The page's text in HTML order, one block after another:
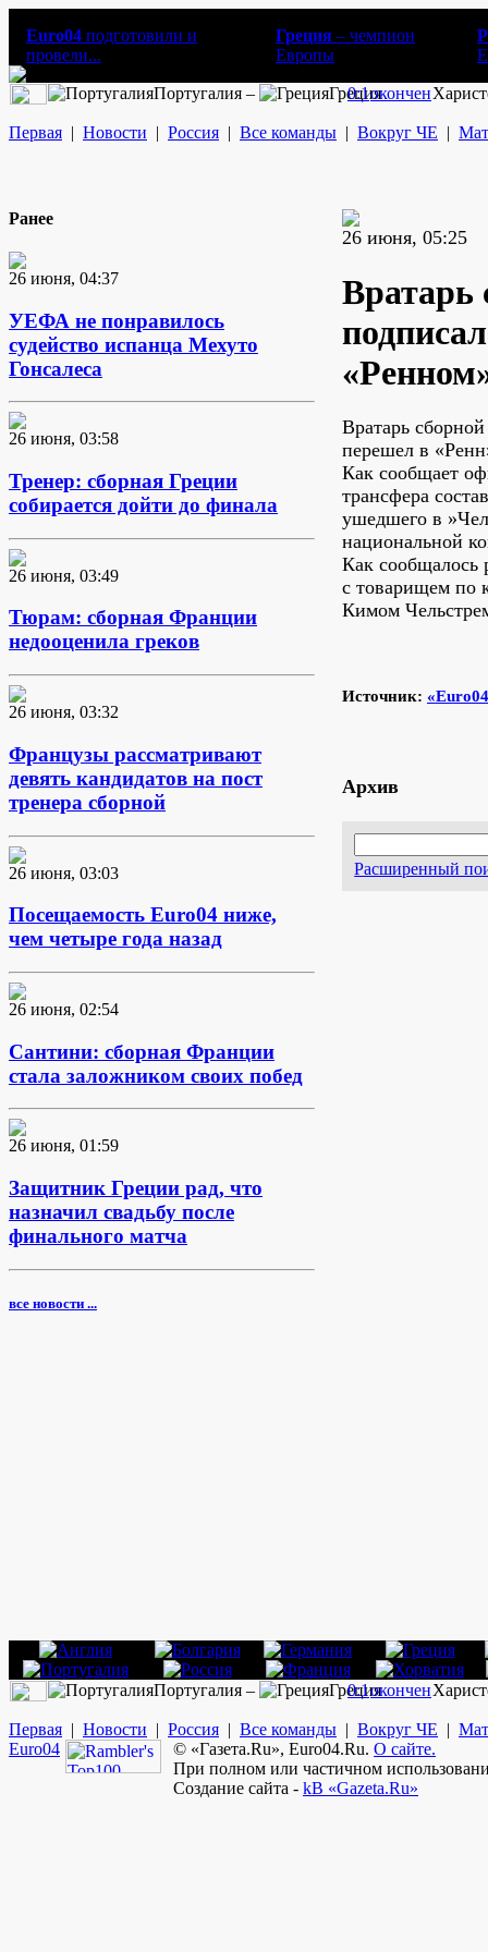
Euro04 подготовили и
провели...
Греция – чемпион
Европы
Португалия – Греция
0:1окончен
Первая | Новости | Россия | Все команды | Вокруг ЧЕ |
Ранее
26 июня, 04:37
УЕФА не понравилось
судейство испанца Мехуто
Гонсалеса
26 июня, 03:58
Тренер: сборная Греции
собирается дойти до финала
26 июня, 03:49
Тюрам: сборная Франции
недооценила греков
26 июня, 03:32
Французы рассматривают
девять кандидатов на пост
тренера сборной
26 июня, 03:03
Посещаемость Euro04 ниже,
чем четыре года назад
26 июня, 02:54
Сантини: сборная Франции
стала заложником своих побед
26 июня, 01:59
Защитник Греции рад, что
назначил свадьбу после
финального матча
все новости ...
26 июня, 05:25
Вратарь
Вратарь
перешел в
Как сообщает
трансфера
ушедшего в
национальной
Как сообщалось
с товарищем по
Кимом
Источник:
Архив
Расширенный
Португалия – Греция
0:1окончен
Первая | Новости | Россия | Все команды | Вокруг ЧЕ |
Euro04 © «Газета.Ru», Euro04.Ru. О сайте.
При полном или частичном
Создание сайта - kB «Gazeta.Ru»